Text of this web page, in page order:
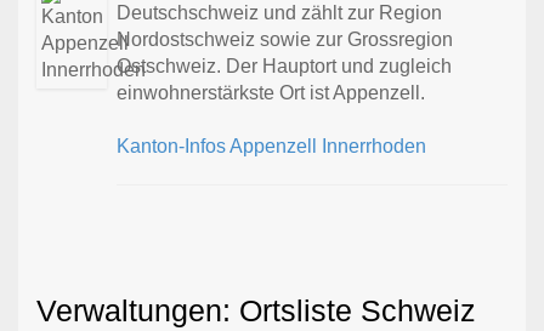
Deutschschweiz und zählt zur Region
Nordostschweiz sowie zur Grossregion
Ostschweiz. Der Hauptort und zugleich
einwohnerstärkste Ort ist Appenzell.
Kanton-Infos Appenzell Innerrhoden
Verwaltungen: Ortsliste Schweiz